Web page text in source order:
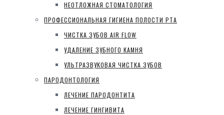
НЕОТЛОЖНАЯ СТОМАТОЛОГИЯ
ПРОФЕССИОНАЛЬНАЯ ГИГИЕНА ПОЛОСТИ РТА
ЧИСТКА ЗУБОВ AIR FLOW
УДАЛЕНИЕ ЗУБНОГО КАМНЯ
УЛЬТРАЗВУКОВАЯ ЧИСТКА ЗУБОВ
ПАРОДОНТОЛОГИЯ
ЛЕЧЕНИЕ ПАРОДОНТИТА
ЛЕЧЕНИЕ ГИНГИВИТА